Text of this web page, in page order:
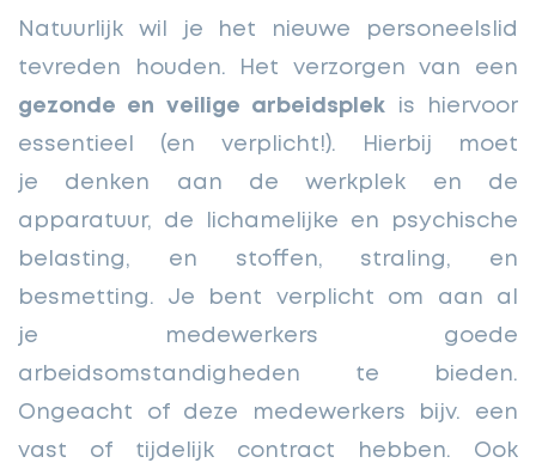
Natuurlijk wil je het nieuwe personeelslid
tevreden houden. Het verzorgen van een
gezonde en veilige arbeidsplek is hiervoor
essentieel (en verplicht!). Hierbij moet
je denken aan de werkplek en de
apparatuur, de lichamelijke en psychische
belasting, en stoffen, straling, en
besmetting. Je bent verplicht om aan al
je medewerkers goede
arbeidsomstandigheden te bieden.
Ongeacht of deze medewerkers bijv. een
vast of tijdelijk contract hebben. Ook